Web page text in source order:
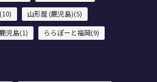
山形屋 (鹿児島)(5)
児島(1)
ららぽーと福岡(9)